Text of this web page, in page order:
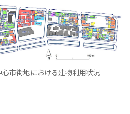
市街地における建物利用状況